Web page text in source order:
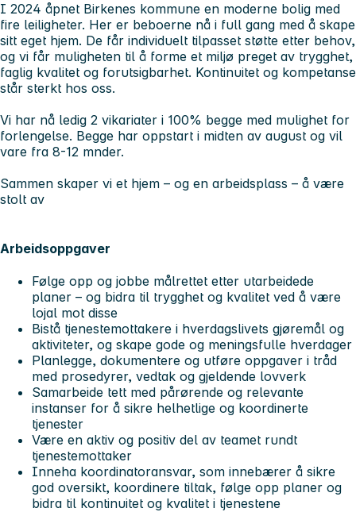
I 2024 åpnet Birkenes kommune en moderne bolig med
fire leiligheter. Her er beboerne nå i full gang med å skape
sitt eget hjem. De får individuelt tilpasset støtte etter behov,
og vi får muligheten til å forme et miljø preget av trygghet,
faglig kvalitet og forutsigbarhet. Kontinuitet og kompetanse
står sterkt hos oss.
Vi har nå ledig 2 vikariater i 100% begge med mulighet for
forlengelse. Begge har oppstart i midten av august og vil
vare fra 8-12 mnder.
Sammen skaper vi et hjem – og en arbeidsplass – å være
stolt av
Arbeidsoppgaver
Følge opp og jobbe målrettet etter utarbeidede
planer – og bidra til trygghet og kvalitet ved å være
lojal mot disse
Bistå tjenestemottakere i hverdagslivets gjøremål og
aktiviteter, og skape gode og meningsfulle hverdager
Planlegge, dokumentere og utføre oppgaver i tråd
med prosedyrer, vedtak og gjeldende lovverk
Samarbeide tett med pårørende og relevante
instanser for å sikre helhetlige og koordinerte
tjenester
Være en aktiv og positiv del av teamet rundt
tjenestemottaker
Inneha koordinatoransvar, som innebærer å sikre
god oversikt, koordinere tiltak, følge opp planer og
bidra til kontinuitet og kvalitet i tjenestene